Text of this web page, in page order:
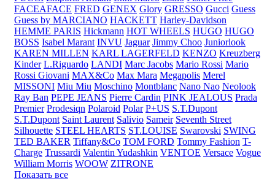
FACEAFACE FRED GENEX Glory GRESSO Gucci Guess
Guess by MARCIANO HACKETT Harley-Davidson
HEMME PARIS Hickmann HOT WHEELS HUGO HUGO
BOSS Isabel Marant INVU Jaguar Jimmy Choo Juniorlook
KAREN MILLEN KARL LAGERFELD KENZO Kreuzberg
Kinder L.Riguardo LANDI Marc Jacobs Mario Rossi Mario
Rossi Giovani MAX&Co Max Mara Megapolis Merel
MISSONI Miu Miu Moschino Montblanc Nano Nao Neolook
Ray Ban PEPE JEANS Pierre Cardin PINK JEALOUS Prada
Premier Prodesiqn Polaroid Polar P+US S.T.Dupont
S.T.Dupont Saint Laurent Salivio Sameir Seventh Street
Silhouette STEEL HEARTS ST.LOUISE Swarovski SWING
TED BAKER Tiffany&Co TOM FORD Tommy Fashion T-
Charge Trussardi Valentin Yudashkin VENTOE Versace Vogue
William Morris WOOW ZITRONE
Показать все